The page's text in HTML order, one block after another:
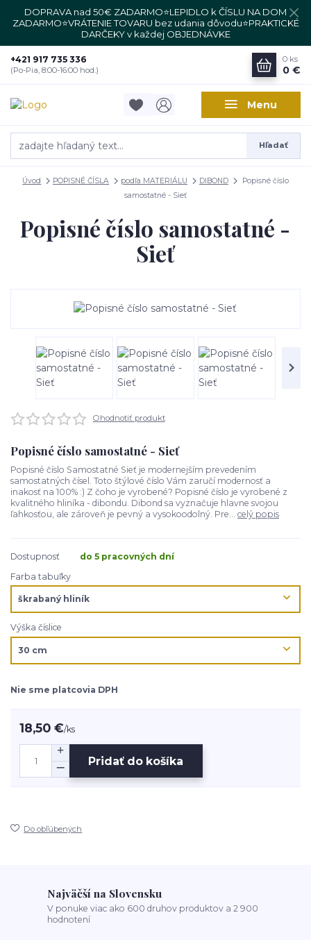
DOPRAVA nad 50€ ZADARMO⭐LEPIDLO k ČÍSLU NA DOM
ZADARMO⭐VRÁTENIE TOVARU bez udania dôvodu⭐PRAKTICKÉ
DARČEKY v každej OBJEDNÁVKE
Menu
Hľadať
+421 917 735 336
(Po-Pia, 8:00-16:00 hod.)
0 ks
0 €
Úvod POPISNÉ ČÍSLA podľa MATERIÁLU DIBOND
Popisné číslo
samostatné - Sieť
Popisné číslo samostatné -
Sieť
Ohodnotiť produkt
Popisné číslo samostatné - Sieť
Popisné číslo Samostatné Sieť je modernejším prevedením
samostatných čísel. Toto štýlové číslo Vám zaručí modernosť a
inakosť na 100% :) Z čoho je vyrobené? Popisné číslo je vyrobené z
kvalitného hliníka - dibondu. Dibond sa vyznačuje hlavne svojou
ľahkosťou, ale zároveň je pevný a vysokoodolný. Pre... celý popis
Dostupnosť
do 5 pracovných dní
Farba tabuľky
Výška číslice
Nie sme platcovia DPH
18,50 €/ks
Pridať do košíka
Do obľúbených
Najväčší na Slovensku
V ponuke viac ako 600 druhov produktov a 2 900
hodnotení